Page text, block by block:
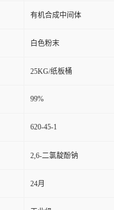
有机合成中间体
白色粉末
25KG/纸板桶
99%
620-45-1
2,6-二氯靛酚钠
24月